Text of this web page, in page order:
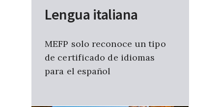
Lengua italiana
MEFP solo reconoce un tipo
de certificado de idiomas
para el español